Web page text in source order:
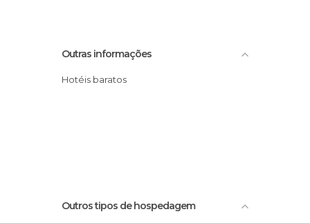
Outras informações
Hotéis baratos
Outros tipos de hospedagem